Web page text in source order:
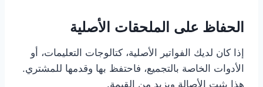
الحفاظ على الملحقات الأصلية
إذا كان لديك الفواتير الأصلية، كتالوجات التعليمات، أو
الأدوات الخاصة بالتجميع، فاحتفظ بها وقدمها للمشتري.
هذا يثبت الأصالة ويزيد من القيمة.